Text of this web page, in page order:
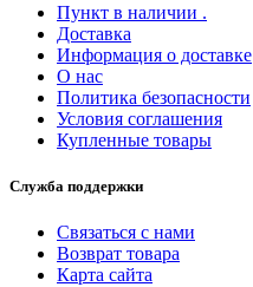
Пункт в наличии .
Доставка
Информация о доставке
О нас
Политика безопасности
Условия соглашения
Купленные товары
Служба поддержки
Связаться с нами
Возврат товара
Карта сайта